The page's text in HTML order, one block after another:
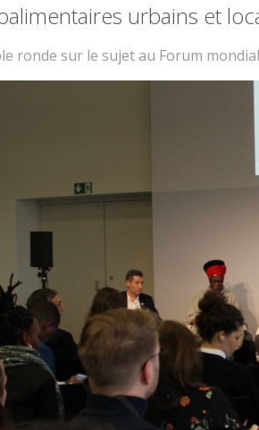
urbains et
ronde sur le sujet au Forum